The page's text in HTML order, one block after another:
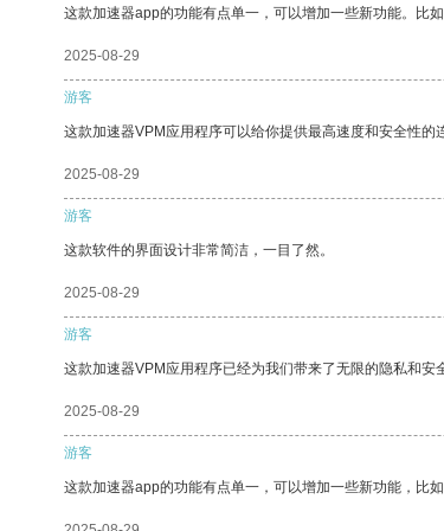
这款加速器app的功能有点单一，可以增加一些新功能。比
2025-08-29
游客
这款加速器VPM应用程序可以给你提供最高速度和安全性的
2025-08-29
游客
这款软件的界面设计非常简洁，一目了然。
2025-08-29
游客
这款加速器VPM应用程序已经为我们带来了无限的隐私和安
2025-08-29
游客
这款加速器app的功能有点单一，可以增加一些新功能，比